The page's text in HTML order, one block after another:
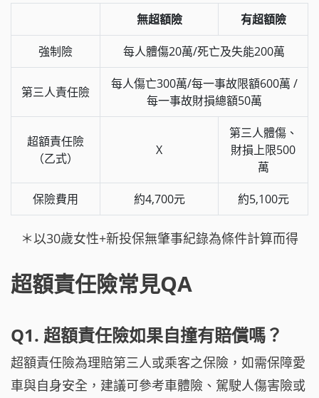
無超額險 有超額險
強制險 每人體傷20萬/死亡及失能200萬
第三人責任險
每人傷亡300萬/每一事故限額600萬 /
每一事故財損總額50萬
超額責任險
（乙式）
X
第三人體傷、
財損上限500
萬
保險費用 約4,700元 約5,100元
＊以30歲女性+新投保無肇事紀錄為條件計算而得
超額責任險常見QA
Q1. 超額責任險如果自撞有賠償嗎？
超額責任險為理賠第三人或乘客之保險，如需保障愛
車與自身安全，建議可參考車體險、駕駛人傷害險或